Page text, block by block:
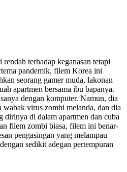
terhadap keganasan tetapi
pandemik, filem Korea ini
seorang gamer muda, lakonan
apartmen bersama ibu bapanya.
dengan komputer. Namun, dia
wabak virus zombi melanda, dan dia
dirinya di dalam apartmen dan cuba
filem zombi biasa, filem ini benar-
pengasingan yang melampau
sedikit adegan pertempuran